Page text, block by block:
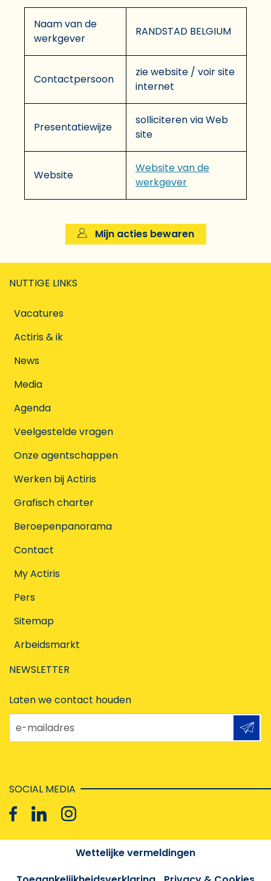
Naam van de
werkgever
RANDSTAD BELGIUM
Contactpersoon
zie website / voir site
internet
Presentatiewijze
solliciteren via Web
site
Website
Website van de
werkgever
Mijn acties bewaren
NUTTIGE LINKS
Vacatures
Actiris & ik
News
Media
Agenda
Veelgestelde vragen
Onze agentschappen
Werken bij Actiris
Grafisch charter
Beroepenpanorama
Contact
My Actiris
Pers
Sitemap
Arbeidsmarkt
NEWSLETTER
Laten we contact houden
e-mailadres
SOCIAL MEDIA
Wettelijke vermeldingen